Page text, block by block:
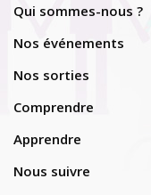
Qui sommes-nous ?
Nos événements
Nos sorties
Comprendre
Apprendre
Nous suivre